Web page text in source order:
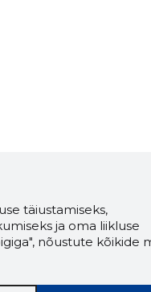
täiustamiseks,
ja oma liikluse
nõustute kõikide